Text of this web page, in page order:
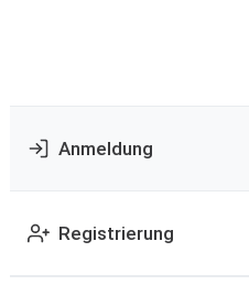
Anmeldung
Registrierung